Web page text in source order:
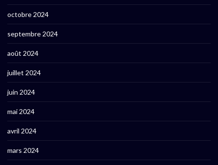
octobre 2024
septembre 2024
août 2024
juillet 2024
juin 2024
mai 2024
avril 2024
mars 2024